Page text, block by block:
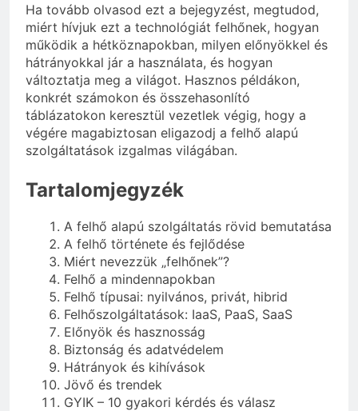
Ha tovább olvasod ezt a bejegyzést, megtudod,
miért hívjuk ezt a technológiát felhőnek, hogyan
működik a hétköznapokban, milyen előnyökkel és
hátrányokkal jár a használata, és hogyan
változtatja meg a világot. Hasznos példákon,
konkrét számokon és összehasonlító
táblázatokon keresztül vezetlek végig, hogy a
végére magabiztosan eligazodj a felhő alapú
szolgáltatások izgalmas világában.
Tartalomjegyzék
A felhő alapú szolgáltatás rövid bemutatása
A felhő története és fejlődése
Miért nevezzük „felhőnek”?
Felhő a mindennapokban
Felhő típusai: nyilvános, privát, hibrid
Felhőszolgáltatások: IaaS, PaaS, SaaS
Előnyök és hasznosság
Biztonság és adatvédelem
Hátrányok és kihívások
Jövő és trendek
GYIK – 10 gyakori kérdés és válasz